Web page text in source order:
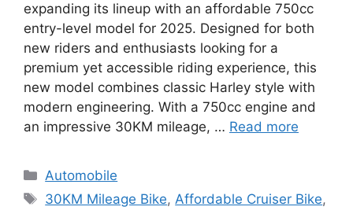
expanding its lineup with an affordable 750cc
entry-level model for 2025. Designed for both
new riders and enthusiasts looking for a
premium yet accessible riding experience, this
new model combines classic Harley style with
modern engineering. With a 750cc engine and
an impressive 30KM mileage, … Read more
Categories
Automobile
Tags
30KM Mileage Bike,Affordable Cruiser Bike,